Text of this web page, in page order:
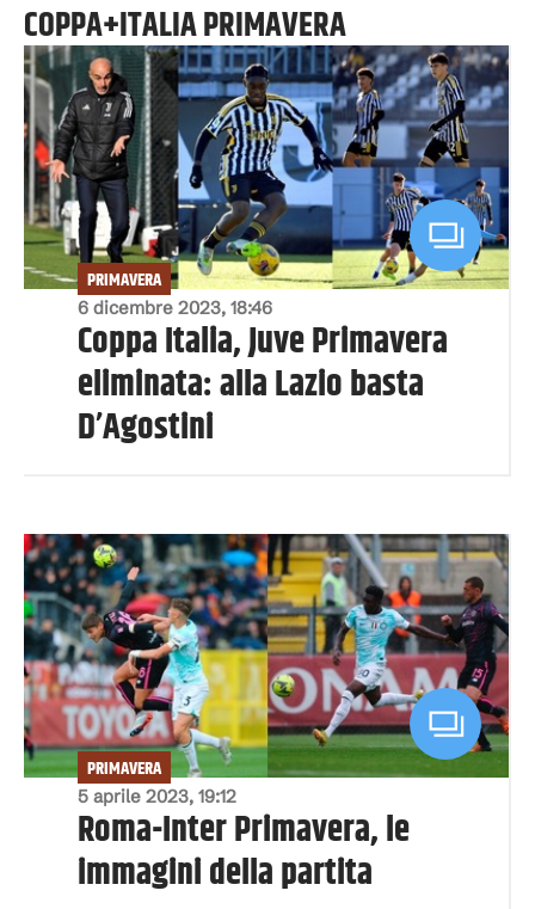
COPPA+ITALIA PRIMAVERA
6 dicembre 2023, 18:46
PRIMAVERA
Coppa Italia, Juve Primavera
eliminata: alla Lazio basta
D’Agostini
5 aprile 2023, 19:12
PRIMAVERA
Roma-Inter Primavera, le
immagini della partita